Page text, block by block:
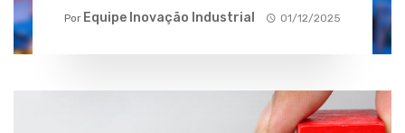
Por Equipe Inovação Industrial 01/12/2025